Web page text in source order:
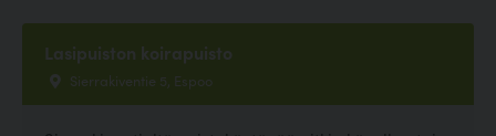
Lasipuiston koirapuisto
Sierrakiventie 5, Espoo